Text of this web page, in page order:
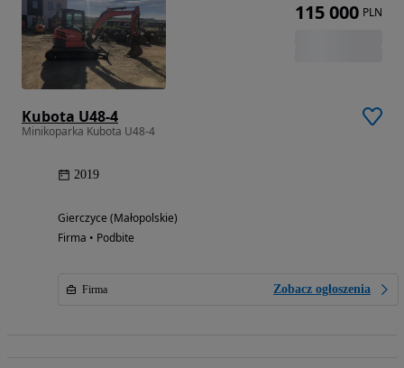
Kubota U48-4
Minikoparka Kubota U48-4
2019
Gierczyce (Małopolskie)
Firma • Podbite
Firma Zobacz ogłoszenia
115 000 PLN